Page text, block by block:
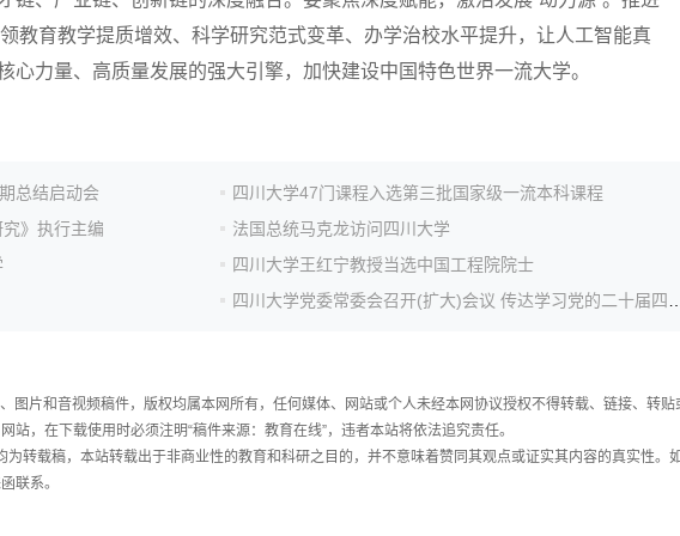
教育教学提质增效、科学研究范式变革、办学治校水平提升，让人工智能真
心力量、高质量发展的强大引擎，加快建设中国特色世界一流大学。
总结启动会
四川大学47门课程入选第三批国家级一流本科课程
》执行主编
法国总统马克龙访问四川大学
四川大学王红宁教授当选中国工程院院士
图片和音视频稿件，版权均属本网所有，任何媒体、网站或个人未经本网协议授权不得转载、链接、转贴
，在下载使用时必须注明“稿件来源：教育在线”，违者本站将依法追究责任。
转载稿，本站转载出于非商业性的教育和科研之目的，并不意味着赞同其观点或证实其内容的真实性。
联系。